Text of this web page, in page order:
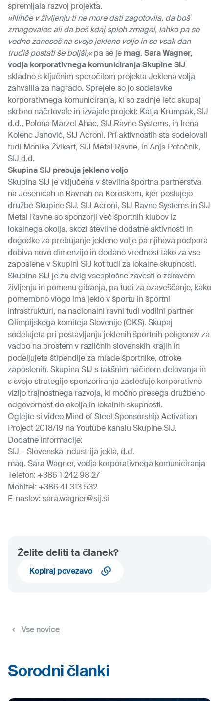
spremljala razvoj projekta.
»Nihče v življenju ti ne more dati zagotovila, da boš
zmagovalec ali da boš kdaj sploh zmagal, lahko pa se
vedno zaneseš na svojo jekleno voljo in se vsak dan
trudiš postati še boljši,«pa se je mag. Sara Wagner,
vodja korporativnega komuniciranja Skupine SIJ
skladno s ključnim sporočilom projekta Jeklena volja
zahvalila za nagrado. Sprejele so jo sodelavke
korporativnega komuniciranja, ki so zadnje leto skupaj
skrbno načrtovale in izvajale projekt: Katja Krumpak, SIJ
d.d., Polona Marzel Ahac, SIJ Ravne Systems, in Irena
Kolenc Janović, SIJ Acroni. Pri aktivnostih sta sodelovali
tudi Monika Žvikart, SIJ Metal Ravne, in Anja Potočnik,
SIJ d.d.
Skupina SIJ prebuja jekleno voljo
Skupina SIJ je vključena v številna športna partnerstva
na Jesenicah in Ravnah na Koroškem, kjer poslujejo
družbe Skupine SIJ. SIJ Acroni, SIJ Ravne Systems in SIJ
Metal Ravne so sponzorji več športnih klubov iz
lokalnega okolja, skozi številne dodatne aktivnosti in
dogodke za prebujanje jeklene volje pa njihova podpora
dobiva novo dimenzijo in dodano vrednost tako za vse
zaposlene v Skupini SIJ kot tudi za lokalne skupnosti.
Skupina SIJ je za dvig vsesplošne zavesti o zdravem
življenju in pomenu gibanja, pa tudi za ozaveščanje, kako
pomembno vlogo ima jeklo v športu in športni
infrastrukturi, na nacionalni ravni tudi vodilni partner
Olimpijskega komiteja Slovenije (OKS). Skupaj
sodelujeta pri postavljanju jeklenih športnih poligonov za
vadbo na prostem v različnih slovenskih krajih in
podeljujeta štipendije za mlade športnike, otroke
zaposlenih. Skupina SIJ s takšnim načinom delovanja in
s svojo strategijo sponzoriranja zasleduje korporativno
vizijo trajnostnega razvoja, ki močno presega družbeno
odgovornost do okolja in lokalnih skupnosti.
Oglejte si video Mind of Steel Sponsorship Activation
Project 2018/19 na Youtube kanalu Skupine SIJ.
Dodatne informacije:
SIJ – Slovenska industrija jekla, d.d.
mag. Sara Wagner, vodja korporativnega komuniciranja
Telefon: +386 1 242 98 27
Mobitel: +386 41 313 532
E-naslov: sara.wagner@sij.si
Želite deliti ta članek?
Kopiraj povezavo
Vse novice
Sorodni članki